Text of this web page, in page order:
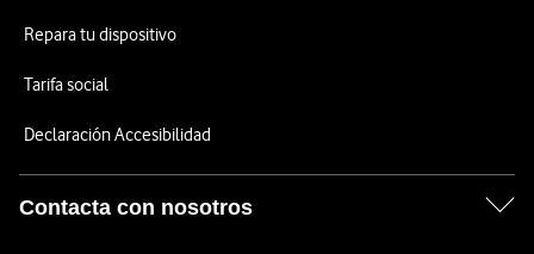
Repara tu dispositivo
Tarifa social
Declaración Accesibilidad
Contacta con nosotros